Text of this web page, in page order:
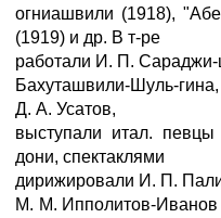
огниашвили (1918),
(1919) и др. В т-ре
работали И. П.
Бахуташвили-Шуль-
Д. А. Усатов,
выступали итал.
дони, спектаклями
дирижировали И. П.
М. М. Ипполитов-